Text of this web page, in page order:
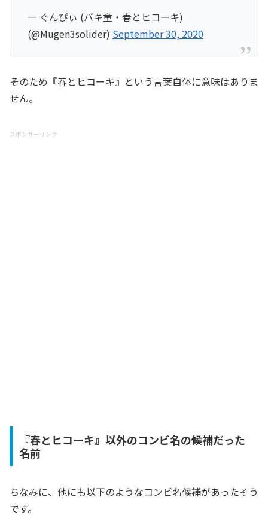
— ぐんぴぃ (バキ童・春とヒコーキ)
(@Mugen3solider) September 30, 2020
そのため『春とヒコーキ』という言葉自体に意味はありま
せん。
スポンサーリンク
『春とヒコーキ』以外のコンビ名の候補だった
名前
ちなみに、他にも以下のようなコンビ名候補があったそう
です。